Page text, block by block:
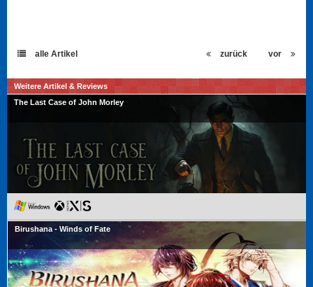
alle Artikel vor
zurück
Weitere Artikel & Reviews
The Last Case of John Morley
Birushana - Winds of Fate